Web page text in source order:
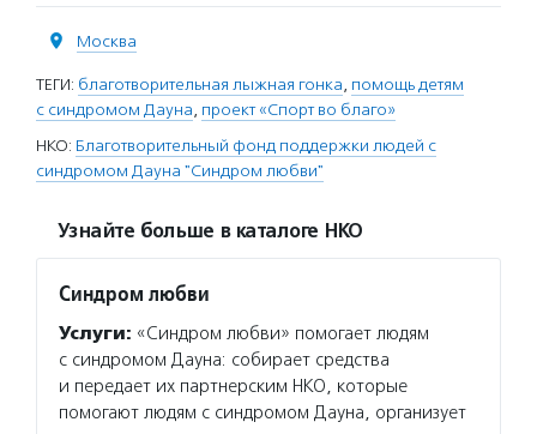
Москва
ТЕГИ: благотворительная лыжная гонка, помощь детям
с синдромом Дауна, проект «Спорт во благо»
НКО: Благотворительный фонд поддержки людей с
синдромом Дауна "Синдром любви"
Узнайте больше в каталоге НКО
Синдром любви
Услуги: «Синдром любви» помогает людям
с синдромом Дауна: собирает средства
и передает их партнерским НКО, которые
помогают людям с синдромом Дауна, организует